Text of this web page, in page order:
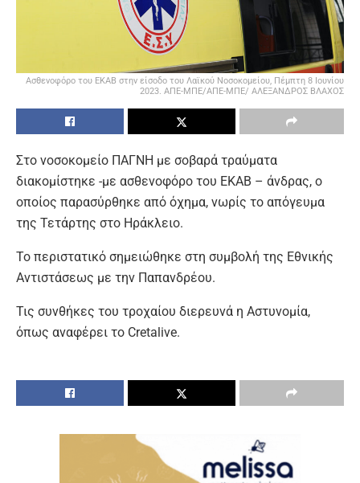
Ασθενοφόρο του ΕΚΑΒ στην είσοδο του Λαϊκού Νοσοκομείου, Πέμπτη 8 Ιουνίου
2023. ΑΠΕ-ΜΠΕ/ΑΠΕ-ΜΠΕ/ ΑΛΕΞΑΝΔΡΟΣ ΒΛΑΧΟΣ
Στο νοσοκομείο ΠΑΓΝΗ με σοβαρά τραύματα
διακομίστηκε -με ασθενοφόρο του ΕΚΑΒ – άνδρας, ο
οποίος παρασύρθηκε από όχημα, νωρίς το απόγευμα
της Τετάρτης στο Ηράκλειο.
Το περιστατικό σημειώθηκε στη συμβολή της Εθνικής
Αντιστάσεως με την Παπανδρέου.
Τις συνθήκες του τροχαίου διερευνά η Αστυνομία,
όπως αναφέρει το Cretalive.